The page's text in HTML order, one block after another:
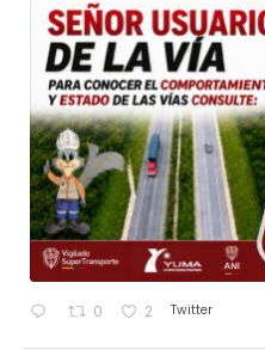
0 2 Twitter